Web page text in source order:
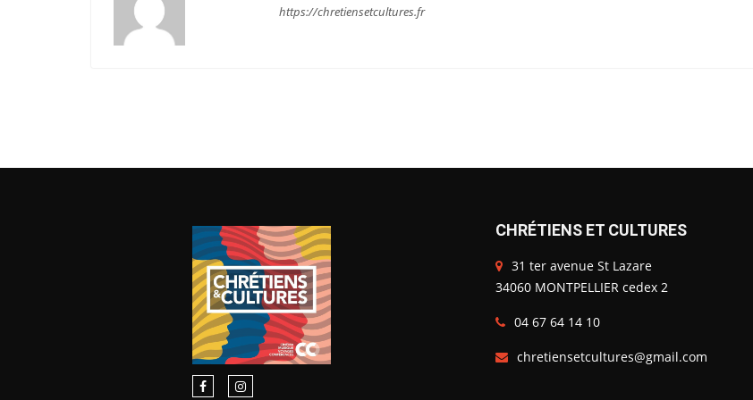
https://chretiensetcultures.fr
CHRÉTIENS ET CULTURES
31 ter avenue St Lazare
34060 MONTPELLIER cedex 2
04 67 64 14 10
chretiensetcultures@gmail.com